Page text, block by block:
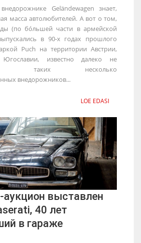
Geländewagen знает,
масса автолюбителей. А вот о том,
(по бо́льшей части в армейской
в 90-х годах прошлого
Puch на территории Австрии,
известно далеко не
таких несколько
внедорожников...
LOE EDASI
аукцион выставлен
40 лет
в гараже